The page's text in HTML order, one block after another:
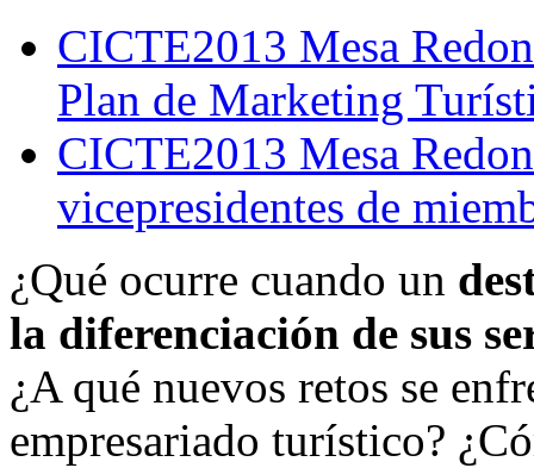
CICTE2013 Mesa
Plan de Marketing
CICTE2013 Mesa
vicepresidentes de
¿Qué ocurre cuando un
la diferenciación de sus
¿A qué nuevos retos se
empresariado turístico?